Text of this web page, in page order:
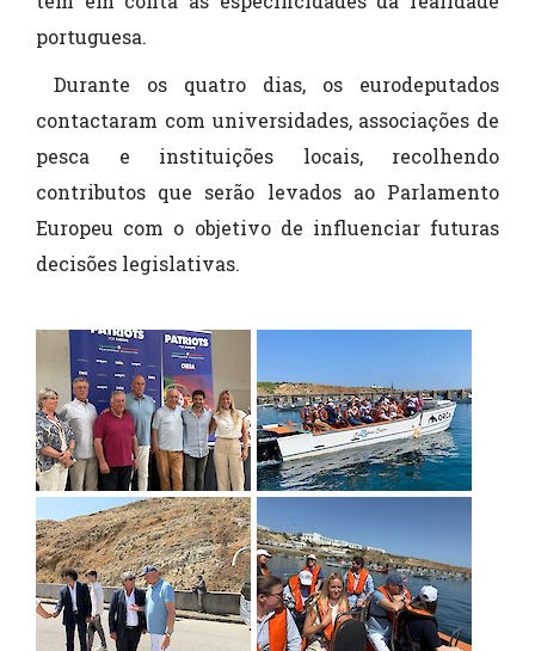
portuguesa.
Durante os quatro dias, os eurodeputados
contactaram com universidades, associações de
pesca e instituições locais, recolhendo
contributos que serão levados ao Parlamento
Europeu com o objetivo de influenciar futuras
decisões legislativas.